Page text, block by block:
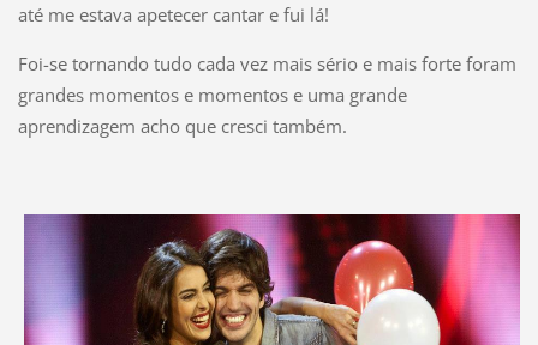
até me estava apetecer cantar e fui lá!
Foi-se tornando tudo cada vez mais sério e mais forte foram
grandes momentos e momentos e uma grande
aprendizagem acho que cresci também.